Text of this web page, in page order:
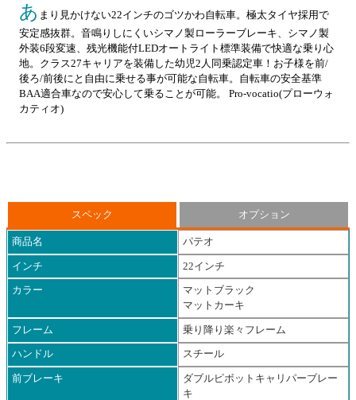
あ まり見かけない22インチのゴツかわ自転車。極太タイヤ採用で
安定感抜群。音鳴りしにくいシマノ製ローラーブレーキ、シマノ製
外装6段変速、残光機能付LEDオートライト標準装備で快適な乗り心
地。クラス27キャリアを装備した幼児2人同乗認定車！お子様を前/
後ろ/前後にと自由に乗せる事が可能な自転車。自転車の安全基準
BAA適合車なので安心して乗ることが可能。 Pro-vocatio(プローウォ
カティオ)
スペック オプション
商品名 パテオ
インチ 22インチ
カラー
マットブラック
マットカーキ
フレーム 乗り降り楽々フレーム
ハンドル スチール
前ブレーキ
ダブルピボットキャリパーブレー
キ